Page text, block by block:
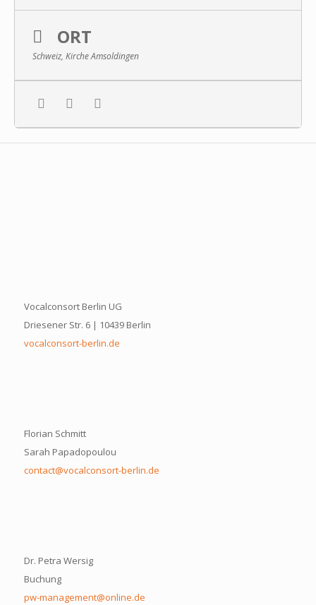
ORT
Schweiz, Kirche Amsoldingen
Vocalconsort Berlin UG
Driesener Str. 6 | 10439 Berlin
vocalconsort-berlin.de
Florian Schmitt
Sarah Papadopoulou
contact@vocalconsort-berlin.de
Dr. Petra Wersig
Buchung
pw-management@online.de